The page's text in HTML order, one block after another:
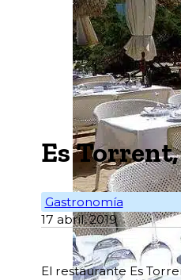
Es
Gastronomía
17 abril, 2019
El restaurante Es